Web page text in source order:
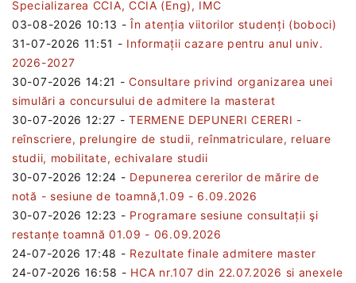
Specializarea CCIA, CCIA (Eng), IMC
03-08-2026 10:13 -În atenția viitorilor studenți (boboci)
31-07-2026 11:51 - Informații cazare pentru anul univ.
2026-2027
30-07-2026 14:21 -Consultare privind organizarea unei
simulări a concursului de admitere la masterat
30-07-2026 12:27 -TERMENE DEPUNERI CERERI -
reînscriere, prelungire de studii, reînmatriculare, reluare
studii, mobilitate, echivalare studii
30-07-2026 12:24 - Depunerea cererilor de mărire de
notă - sesiune de toamnă,1.09 - 6.09.2026
30-07-2026 12:23 - Programare sesiune consultații şi
restanțe toamnă 01.09 - 06.09.2026
24-07-2026 17:48 - Rezultate finale admitere master
24-07-2026 16:58 - HCA nr.107 din 22.07.2026 si anexele